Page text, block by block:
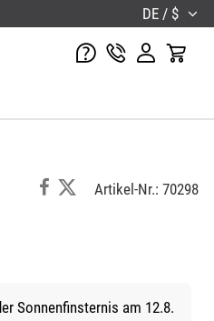
DE / $
Artikel-Nr.: 70298
Sonnenfinsternis am 12.8.